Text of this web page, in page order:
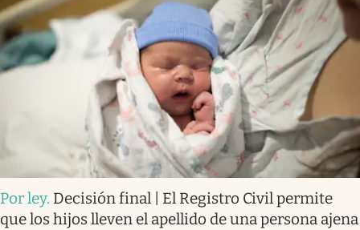
Por ley. Decisión final | El Registro Civil permite
que los hijos lleven el apellido de una persona ajena